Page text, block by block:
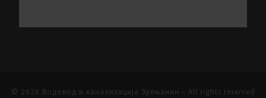
© 2026 Водовод и канализација Зрењанин – All rights reserved